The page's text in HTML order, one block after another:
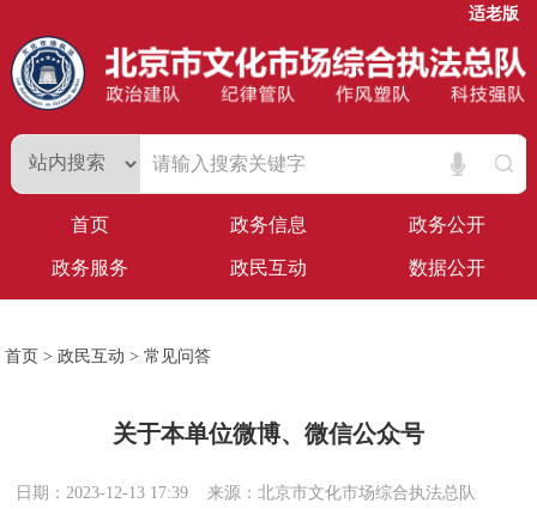
适老版
首页 政务信息 政务公开
政务服务 政民互动 数据公开
首页 >政民互动 >常见问答
关于本单位微博、微信公众号
日期：2023-12-13 17:39 来源：北京市文化市场综合执法总队